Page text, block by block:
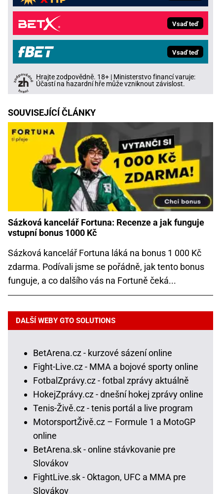
Vsaď teď
Vsaď teď
Hrajte zodpovědně. 18+ | Ministerstvo financí varuje:
Účastí na hazardní hře může vzniknout závislost.
SOUVISEJÍCÍ ČLÁNKY
Sázková kancelář Fortuna: Recenze a jak funguje
vstupní bonus 1000 Kč
Sázková kancelář Fortuna láká na bonus 1 000 Kč
zdarma. Podívali jsme se pořádně, jak tento bonus
funguje, a co dalšího vás na Fortuně čeká...
DALŠÍ WEBY GTO SOLUTIONS
BetArena.cz - kurzové sázení online
Fight-Live.cz - MMA a bojové sporty online
FotbalZprávy.cz - fotbal zprávy aktuálně
HokejZprávy.cz - dnešní hokej zprávy online
Tenis-Živě.cz - tenis portál a live program
MotorsportŽivě.cz – Formule 1 a MotoGP
online
BetArena.sk - online stávkovanie pre
Slovákov
FightLive.sk - Oktagon, UFC a MMA pre
Slovákov